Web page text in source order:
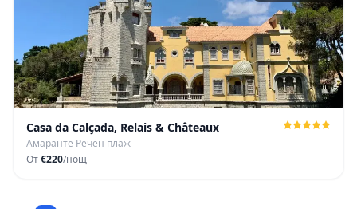
Casa da Calçada, Relais & Châteaux
Амаранте Речен плаж
От€220/нощ